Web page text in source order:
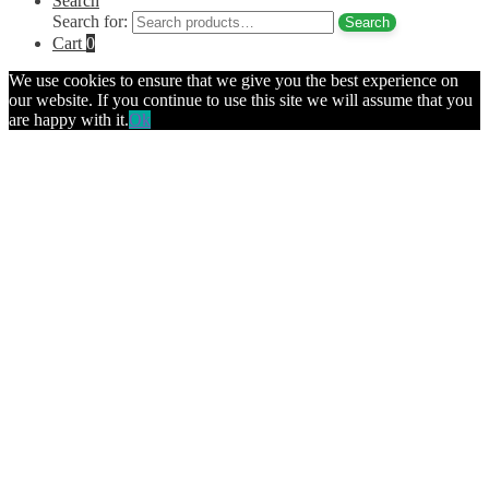
Search for:
Search
Cart 0
We use cookies to ensure that we give you the best experience on
our website. If you continue to use this site we will assume that you
are happy with it.Ok